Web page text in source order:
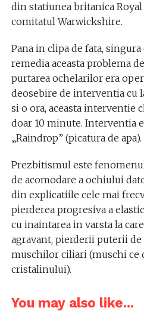
din statiunea britanica
comitatul Warwickshire.
Pana in clipa de fata,
remedia aceasta problema
purtarea ochelarilor era
deosebire de interventia cu
si o ora, aceasta interventie
doar 10 minute. Interventia
„Raindrop” (picatura de apa).
Prezbitismul este
de acomodare a ochiului
din explicatiile cele mai
pierderea progresiva a
cu inaintarea in varsta la
agravant, pierderii puterii de
muschilor ciliari (muschi ce
cristalinului).
You may also like...